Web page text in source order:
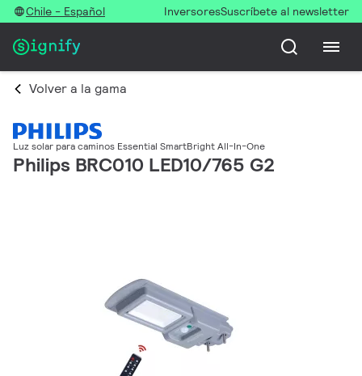
Chile - Español InversoresSuscríbete al newsletter
Volver a la gama
Luz solar para caminos Essential SmartBright All-In-One
Philips BRC010 LED10/765 G2